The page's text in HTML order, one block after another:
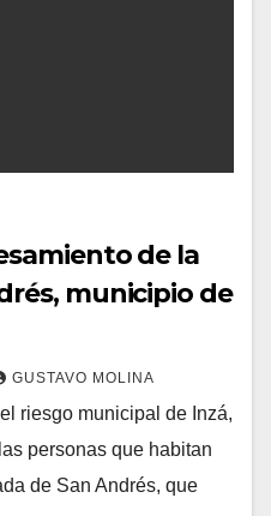
de la
municipio de
GUSTAVO MOLINA
riesgo municipal de Inzá,
personas que habitan
de San Andrés, que